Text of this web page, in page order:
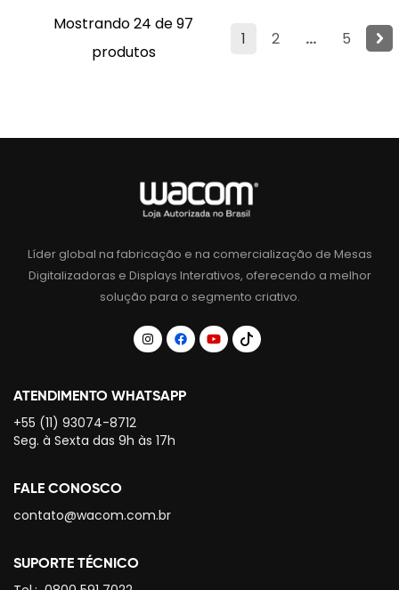
1 2 ... 5
Mostrando 24 de 97
produtos
Líder global na fabricação e na comercialização de Mesas
Digitalizadoras e Displays Interativos, oferecendo a melhor
solução para o segmento criativo.
ATENDIMENTO WHATSAPP
+55 (11) 93074-8712
Seg. à Sexta das 9h às 17h
FALE CONOSCO
contato@wacom.com.br
SUPORTE TÉCNICO